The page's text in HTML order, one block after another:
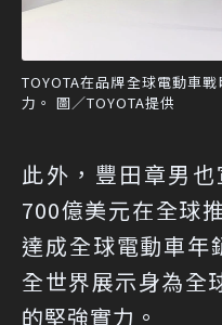
TOYOTA在品牌全球電動車
力。 圖／TOYOTA提供
此外，豐田章男
700億美元在全球
達成全球電動車年
全世界展示身為全
的堅強實力。